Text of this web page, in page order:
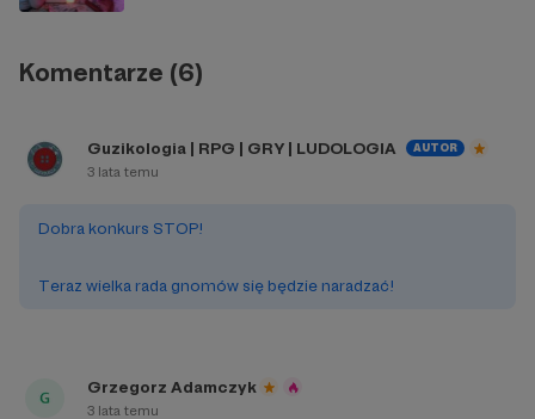
Komentarze (6)
Guzikologia | RPG | GRY | LUDOLOGIA AUTOR
3 lata temu
Dobra konkurs STOP!
Teraz wielka rada gnomów się będzie naradzać!
Grzegorz Adamczyk
3 lata temu